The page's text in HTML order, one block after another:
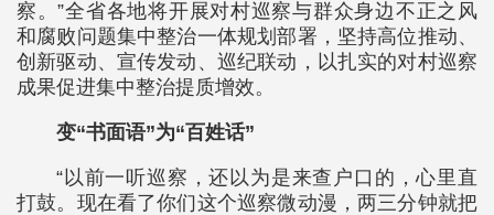
察。”全省各地将开展对村巡察与群众身边不正之风
和腐败问题集中整治一体规划部署，坚持高位推动、
创新驱动、宣传发动、巡纪联动，以扎实的对村巡察
成果促进集中整治提质增效。
变“书面语”为“百姓话”
“以前一听巡察，还以为是来查户口的，心里直
打鼓。现在看了你们这个巡察微动漫，两三分钟就把